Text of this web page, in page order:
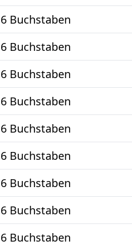
6 Buchstaben
6 Buchstaben
6 Buchstaben
6 Buchstaben
6 Buchstaben
6 Buchstaben
6 Buchstaben
6 Buchstaben
6 Buchstaben